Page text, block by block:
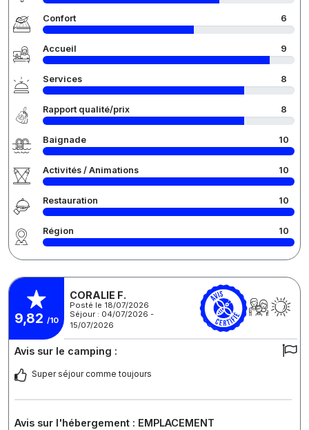
Confort 6
Accueil 9
Services 8
Rapport qualité/prix 8
Baignade 10
Activités / Animations 10
Restauration 10
Région 10
9,82 /10
CORALIE F.
Posté le 18/07/2026
Séjour : 04/07/2026 -
15/07/2026
Avis sur le camping :
Super séjour comme toujours
Avis sur l'hébergement : EMPLACEMENT